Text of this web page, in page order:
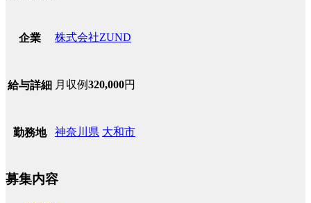
企業 株式会社ZUND
給与詳細 月収例320,000円
勤務地 神奈川県 大和市
募集内容